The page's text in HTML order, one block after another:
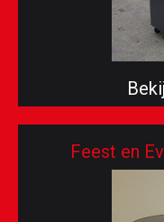
Feest en